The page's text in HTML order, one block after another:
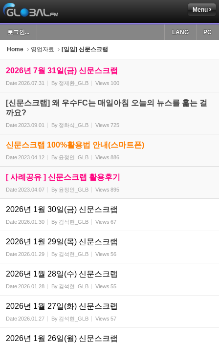
Menu
로그인... PC
LANG
Home 영업자료 [일일] 신문스크랩
2026년 7월 31일(금) 신문스크랩
Date2026.07.31 By 정제환_GLB Views 100
[신문스크랩] 왜 우수FC는 매일아침 오늘의 뉴스를 훑는 걸
까요?
Date2023.09.01 By 정화식_GLB Views 725
신문스크랩 100%활용법 안내(스마트폰)
Date2023.04.12 By 윤정인_GLB Views 886
[ 사례공유 ] 신문스크랩 활용후기
Date2023.04.07 By 윤정인_GLB Views 895
2026년 1월 30일(금) 신문스크랩
Date2026.01.30 By 김석현_GLB Views 67
2026년 1월 29일(목) 신문스크랩
Date2026.01.29 By 김석현_GLB Views 56
2026년 1월 28일(수) 신문스크랩
Date2026.01.28 By 김석현_GLB Views 55
2026년 1월 27일(화) 신문스크랩
Date2026.01.27 By 김석현_GLB Views 57
2026년 1월 26일(월) 신문스크랩
Sketchbook5, 스케치북5
Sketchbook5, 스케치북5